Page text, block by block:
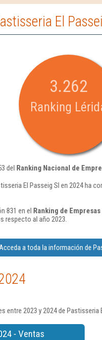
El
3.262
Ranking
del Ranking Nacional de
El Passeig Sl en 2024 ha
831 en el Ranking de
respecto al año 2023.
a toda la información de
2023 y 2024 de Pastisseria
- Ventas